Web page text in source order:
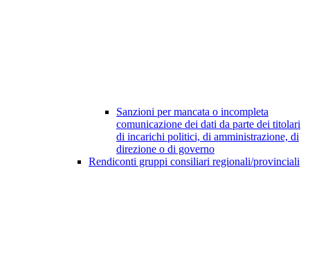
Sanzioni per mancata o incompleta
comunicazione dei dati da parte dei titolari
di incarichi politici, di amministrazione, di
direzione o di governo
Rendiconti gruppi consiliari regionali/provinciali